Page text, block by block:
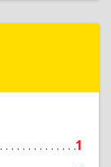
1
Подробнее